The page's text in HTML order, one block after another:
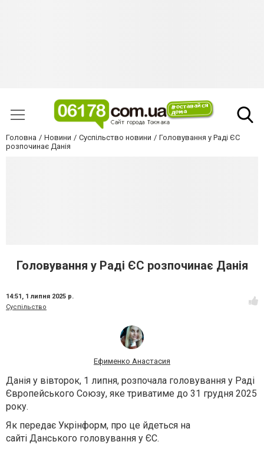
Головна Новини Суспільство новини
Головування у Раді ЄС
розпочинає Данія
Головування у Раді ЄС розпочинає Данія
14:51, 1 липня 2025 р.
Суспільство
Ефименко Анастасия
Данія у вівторок, 1 липня, розпочала головування у Раді
Європейського Союзу, яке триватиме до 31 грудня 2025
року.
Як передає Укрінформ, про це йдеться на
сайті Данського головування у ЄС.